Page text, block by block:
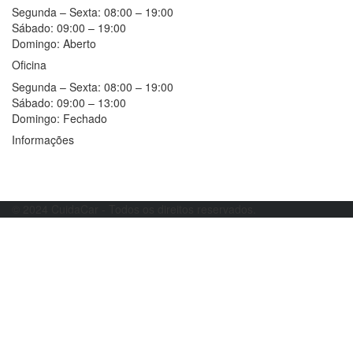
Segunda – Sexta: 08:00 – 19:00
Sábado: 09:00 – 19:00
Domingo: Aberto
Oficina
Segunda – Sexta: 08:00 – 19:00
Sábado: 09:00 – 13:00
Domingo: Fechado
Informações